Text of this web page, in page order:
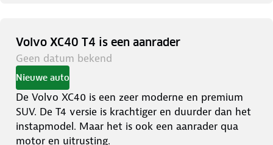
Volvo XC40 T4 is een aanrader
Geen datum bekend
Nieuwe auto
De Volvo XC40 is een zeer moderne en premium
SUV. De T4 versie is krachtiger en duurder dan het
instapmodel. Maar het is ook een aanrader qua
motor en uitrusting.